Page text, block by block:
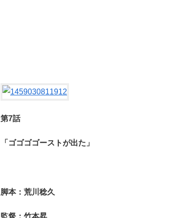
別課題消化時は別として
第7話
「ゴゴゴゴーストが出た」
脚本：荒川稔久